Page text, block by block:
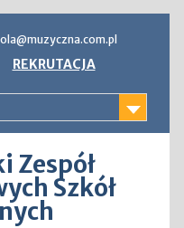
REKRUTACJA
Zespół
Szkół